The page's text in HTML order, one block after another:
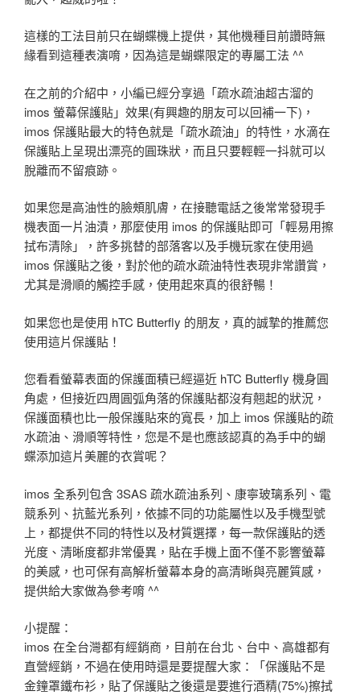
這樣的工法目前只在蝴蝶機上提供，其他機種目前讚時無
緣看到這種表演唷，因為這是蝴蝶限定的專屬工法 ^^
在之前的介紹中，小編已經分享過「疏水疏油超古溜的
imos 螢幕保護貼」效果(有興趣的朋友可以回補一下)，
imos 保護貼最大的特色就是「疏水疏油」的特性，水滴在
保護貼上呈現出漂亮的圓珠狀，而且只要輕輕一抖就可以
脫離而不留痕跡。
如果您是高油性的臉頰肌膚，在接聽電話之後常常發現手
機表面一片油漬，那麼使用 imos 的保護貼即可「輕易用擦
拭布清除」，許多挑替的部落客以及手機玩家在使用過
imos 保護貼之後，對於他的疏水疏油特性表現非常讚賞，
尤其是滑順的觸控手感，使用起來真的很舒暢！
如果您也是使用 hTC Butterfly 的朋友，真的誠摯的推薦您
使用這片保護貼！
您看看螢幕表面的保護面積已經逼近 hTC Butterfly 機身圓
角處，但接近四周圓弧角落的保護貼都沒有翹起的狀況，
保護面積也比一般保護貼來的寬長，加上 imos 保護貼的疏
水疏油、滑順等特性，您是不是也應該認真的為手中的蝴
蝶添加這片美麗的衣賞呢？
imos 全系列包含 3SAS 疏水疏油系列、康寧玻璃系列、電
競系列、抗藍光系列，依據不同的功能屬性以及手機型號
上，都提供不同的特性以及材質選擇，每一款保護貼的透
光度、清晰度都非常優異，貼在手機上面不僅不影響螢幕
的美感，也可保有高解析螢幕本身的高清晰與亮麗質感，
提供給大家做為參考唷 ^^
小提醒：
imos 在全台灣都有經銷商，目前在台北、台中、高雄都有
直營經銷，不過在使用時還是要提醒大家：「保護貼不是
金鐘罩鐵布衫，貼了保護貼之後還是要進行酒精(75%)擦拭